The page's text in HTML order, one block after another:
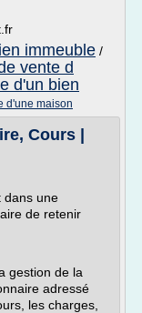
immeuble /
vente d
d'un bien
d'une maison
Cours |
dans une
de retenir
gestion de la
adressé
les charges,